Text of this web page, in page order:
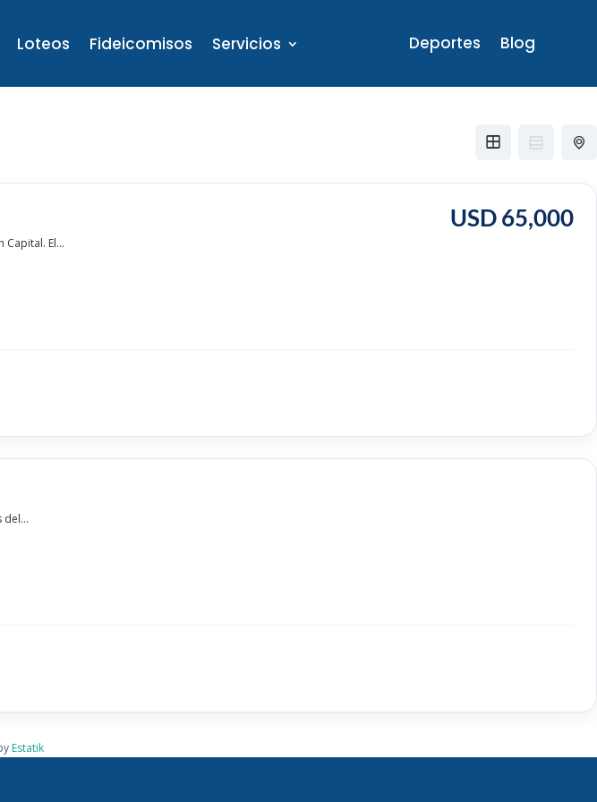
Loteos Fideicomisos Servicios Deportes Blog
El...
USD 65,000
del...
Estatik